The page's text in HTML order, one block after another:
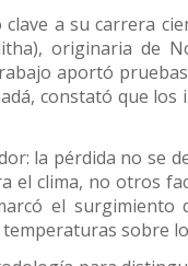
a su carrera
originaria de
aportó
constató que
la pérdida no se
el clima, no otros
el surgimiento
sobre